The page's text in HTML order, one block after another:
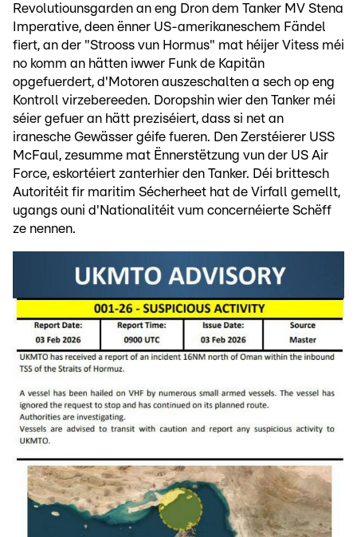
Revolutiounsgarden an eng Dron dem Tanker MV Stena
Imperative, deen ënner US-amerikaneschem Fändel
fiert, an der "Strooss vun Hormus" mat héijer Vitess méi
no komm an hätten iwwer Funk de Kapitän
opgefuerdert, d'Motoren auszeschalten a sech op eng
Kontroll virzebereeden. Doropshin wier den Tanker méi
séier gefuer an hätt preziséiert, dass si net an
iranesche Gewässer géife fueren. Den Zerstéierer USS
McFaul, zesumme mat Ënnerstëtzung vun der US Air
Force, eskortéiert zanterhier den Tanker. Déi brittesch
Autoritéit fir maritim Sécherheet hat de Virfall gemellt,
ugangs ouni d'Nationalitéit vum concernéierte Schëff
ze nennen.